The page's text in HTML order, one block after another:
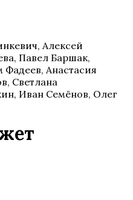
Алексей
Павел Баршак,
Фадеев, Анастасия
Светлана
Иван Семёнов, Олег